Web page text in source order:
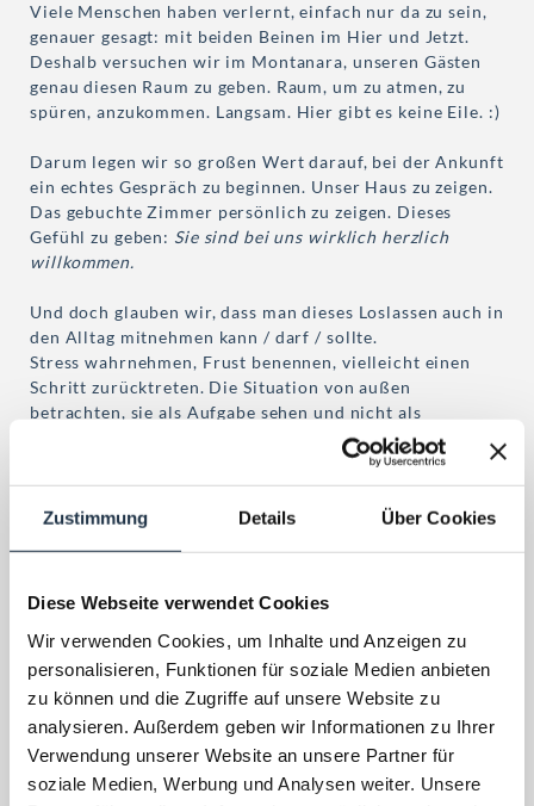
Zustimmung Details Über Cookies
Diese Webseite verwendet Cookies
Wir verwenden Cookies, um Inhalte und Anzeigen zu
personalisieren, Funktionen für soziale Medien anbieten
zu können und die Zugriffe auf unsere Website zu
analysieren. Außerdem geben wir Informationen zu Ihrer
Verwendung unserer Website an unsere Partner für
soziale Medien, Werbung und Analysen weiter. Unsere
Viele Menschen haben verlernt, einfach nur da zu sein,
genauer gesagt: mit beiden Beinen im Hier und Jetzt.
Deshalb versuchen wir im Montanara, unseren Gästen
genau diesen Raum zu geben. Raum, um zu atmen, zu
spüren, anzukommen. Langsam. Hier gibt es keine Eile. :)
Darum legen wir so großen Wert darauf, bei der Ankunft
ein echtes Gespräch zu beginnen. Unser Haus zu zeigen.
Das gebuchte Zimmer persönlich zu zeigen. Dieses
Gefühl zu geben: Sie sind bei uns wirklich herzlich
willkommen.
Und doch glauben wir, dass man dieses Loslassen auch in
den Alltag mitnehmen kann / darf / sollte.
Stress wahrnehmen, Frust benennen, vielleicht einen
Schritt zurücktreten. Die Situation von außen
betrachten, sie als Aufgabe sehen und nicht als
Sorgen, Gedanken, das Loslassen – all das ist vielleicht
eine Stufe schwieriger, aber lernbar. Machbar.
LOSLASSEN LERNEN IN 5 SCHRITTEN
Stellen Sie fest: Jetzt gibt es keine Pflichten. Man darf
einfach mal nichts tun. Wirklich! :) Können Sie das
annehmen?
2. Langsamkeit zulassen.
Manchmal ist ein Spaziergang ohne Ziel mehr wert als